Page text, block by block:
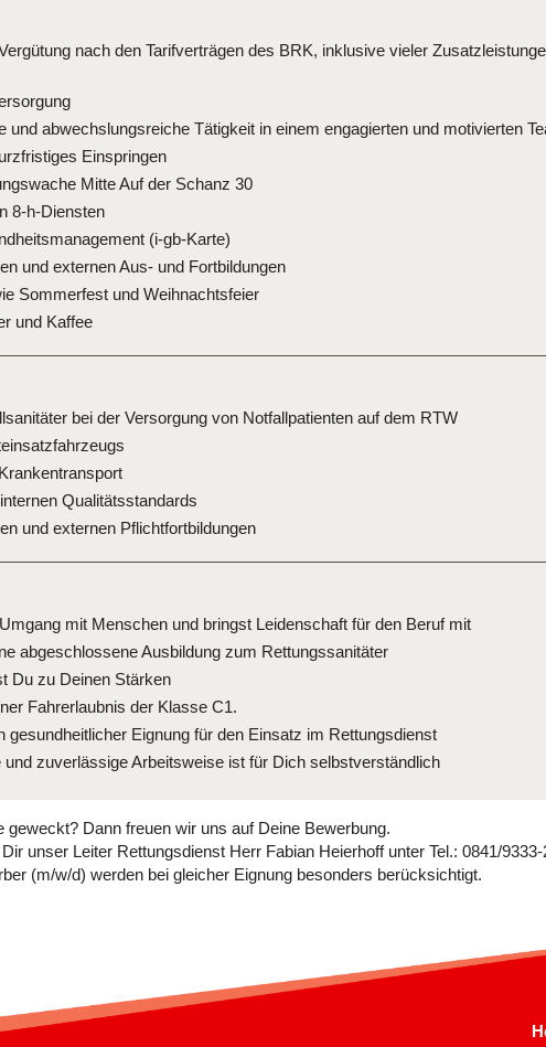
nach den Tarifverträgen des BRK, inklusive vieler
und abwechslungsreiche Tätigkeit in einem engagierten und motivierten
Einspringen
Mitte Auf der Schanz 30
8-h-Diensten
(i-gb-Karte)
und externen Aus- und Fortbildungen
Sommerfest und Weihnachtsfeier
und Kaffee
bei der Versorgung von Notfallpatienten auf dem RTW
Qualitätsstandards
und externen Pflichtfortbildungen
mit Menschen und bringst Leidenschaft für den Beruf mit
abgeschlossene Ausbildung zum Rettungssanitäter
Du zu Deinen Stärken
Fahrerlaubnis der Klasse C1.
gesundheitlicher Eignung für den Einsatz im Rettungsdienst
und zuverlässige Arbeitsweise ist für Dich selbstverständlich
geweckt? Dann freuen wir uns auf Deine Bewerbung.
unser Leiter Rettungsdienst Herr Fabian Heierhoff unter Tel.: 0841/
(m/w/d) werden bei gleicher Eignung besonders berücksichtigt.